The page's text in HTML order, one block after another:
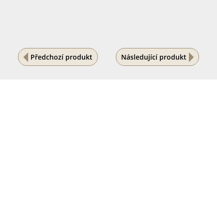
Předchozí produkt Následující produkt